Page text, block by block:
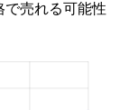
売れる可能性